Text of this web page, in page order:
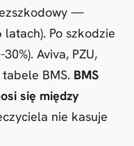
—
latach). Po szkodzie
Aviva, PZU,
BMS. BMS
się między
nie kasuje